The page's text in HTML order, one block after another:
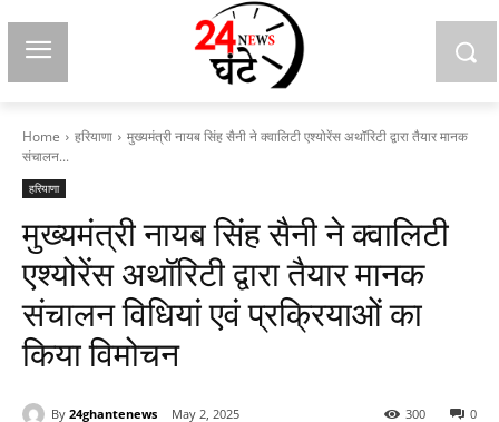
Home हरियाणा
मुख्यमंत्री नायब सिंह सैनी ने क्वालिटी एश्योरेंस अथॉरिटी द्वारा तैयार मानक
संचालन...
हरियाणा
मुख्यमंत्री नायब सिंह सैनी ने क्वालिटी
एश्योरेंस अथॉरिटी द्वारा तैयार मानक
संचालन विधियां एवं प्रक्रियाओं का
किया विमोचन
By 24ghantenews May 2, 2025 0
300